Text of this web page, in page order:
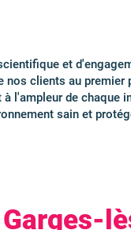
et
clients au
l'ampleur de chaque
sain et